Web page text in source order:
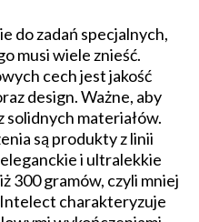
do zadań specjalnych,
musi wiele znieść.
cech jest jakość
design. Ważne, aby
solidnych materiałów.
są produkty z linii
i ultralekkie
300 gramów, czyli mniej
Intelect charakteryzuje